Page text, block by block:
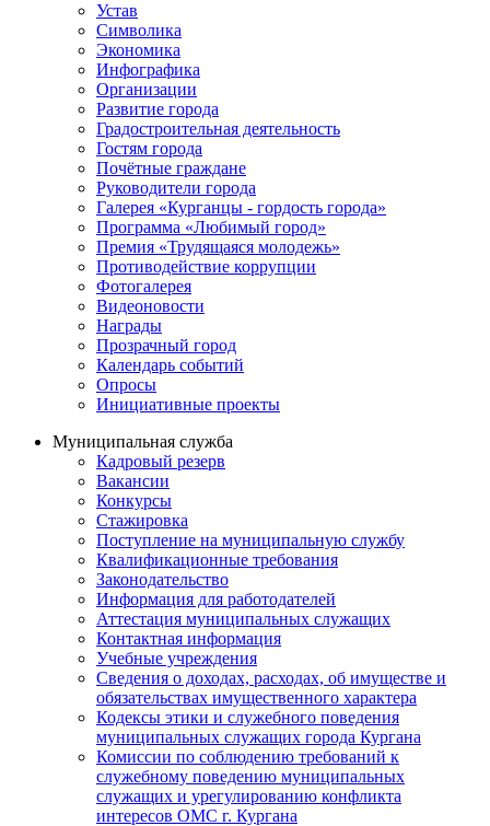
Устав
Символика
Экономика
Инфографика
Организации
Развитие города
Градостроительная деятельность
Гостям города
Почётные граждане
Руководители города
Галерея «Курганцы - гордость города»
Программа «Любимый город»
Премия «Трудящаяся молодежь»
Противодействие коррупции
Фотогалерея
Видеоновости
Награды
Прозрачный город
Календарь событий
Опросы
Инициативные проекты
Муниципальная служба
Кадровый резерв
Вакансии
Конкурсы
Стажировка
Поступление на муниципальную службу
Квалификационные требования
Законодательство
Информация для работодателей
Аттестация муниципальных служащих
Контактная информация
Учебные учреждения
Сведения о доходах, расходах, об имуществе и
обязательствах имущественного характера
Кодексы этики и служебного поведения
муниципальных служащих города Кургана
Комиссии по соблюдению требований к
служебному поведению муниципальных
служащих и урегулированию конфликта
интересов ОМС г. Кургана